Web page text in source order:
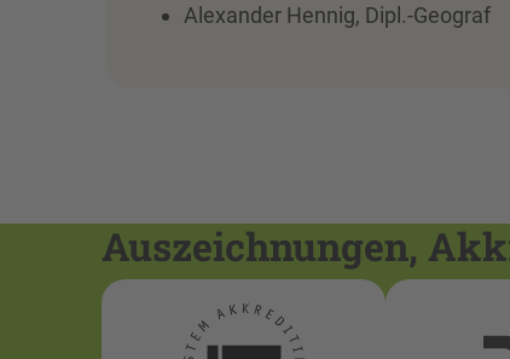
Alexander Hennig, Dipl.-Geograf
Auszeichnungen,